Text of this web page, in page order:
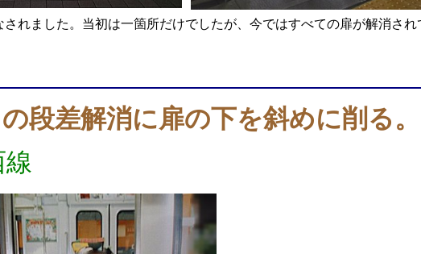
れました。当初は一箇所だけでしたが、今ではすべての扉が解消され
段差解消に扉の下を斜めに削る。